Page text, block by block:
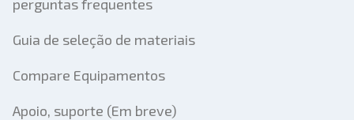
perguntas frequentes
Guia de seleção de materiais
Compare Equipamentos
Apoio, suporte (Em breve)